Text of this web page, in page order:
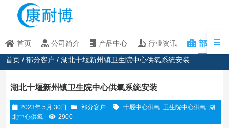
首页 公司简介 产品中心 行业资讯 部分客
首页 /部分客户 / 湖北十堰新州镇卫生院中心供氧系统安装
湖北十堰新州镇卫生院中心供氧系统安装
2023年 5月 30日 部分客户 十堰中心供氧 卫生院中心供氧 湖
北中心供氧
2900